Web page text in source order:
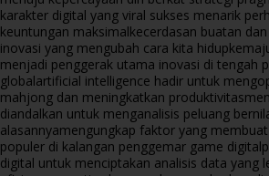
karakter digital yang viral sukses menarik
keuntungan maksimalkecerdasan buatan
inovasi yang mengubah cara kita hidup
menjadi penggerak utama inovasi di tengah
globalartificial intelligence hadir untuk
mahjong dan meningkatkan produktivitas
diandalkan untuk menganalisis peluang
alasannyamengungkap faktor yang
populer di kalangan penggemar game digital
digital untuk menciptakan analisis data yang